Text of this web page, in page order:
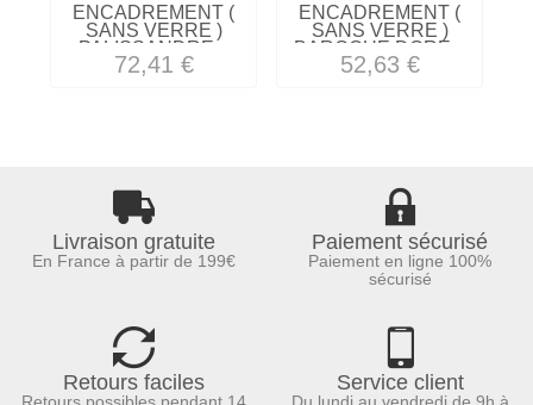
ENCADREMENT (
SANS VERRE )
PALISSANDRE...
72,41 €
ENCADREMENT (
SANS VERRE )
BAROQUE DORE...
52,63 €
Livraison gratuite
En France à partir de 199€
Paiement sécurisé
Paiement en ligne 100%
sécurisé
Retours faciles Service client